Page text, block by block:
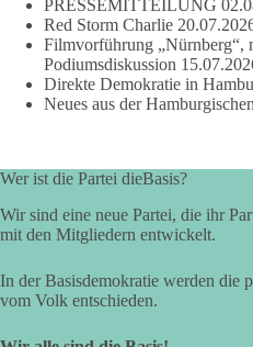
PRESSEMITTEILUNG
Red Storm Charlie
Filmvorführung „Nürnberg“,
Podiumsdiskussion
Direkte Demokratie in
Neues aus der
Wer ist die Partei dieBasis?
Wir sind eine neue Partei, die ihr
mit den Mitgliedern entwickelt.
In der Basisdemokratie werden die
vom Volk entschieden.